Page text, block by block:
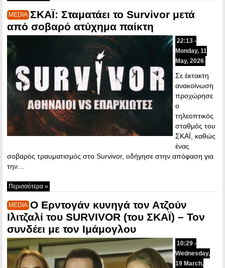
MEDIA ΣΚΑΪ: Σταματάει το Survivor μετά
από σοβαρό ατύχημα παίκτη
22:13 -
Monday, 11
May, 2026
Σε έκτακτη
ανακοίνωση
προχώρησε
ο
τηλεοπτικός
σταθμός του
ΣΚΑΪ, καθώς
ένας
σοβαρός τραυματισμός στο Survivor, οδήγησε στην απόφαση για
την…
Περισσότερα »
MEDIA Ο Ερντογάν κυνηγά τον Ατζούν
Ιλιτζαλί του SURVIVOR (του ΣΚΑΪ) – Τον
συνδέει με τον Ιμάμογλου
10:29 -
Wednesday,
19 March,